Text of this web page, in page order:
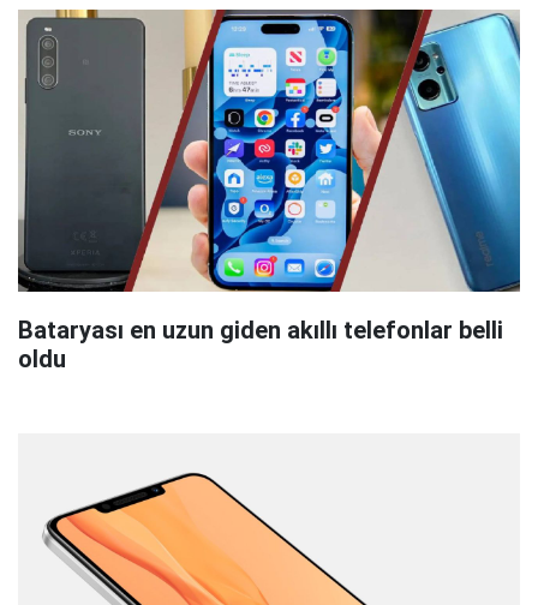
Bataryası en uzun giden akıllı telefonlar belli
oldu